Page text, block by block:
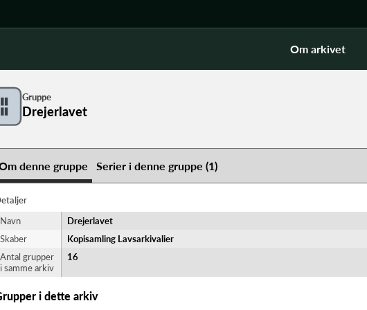
Om arkivet
Gruppe
Drejerlavet
denne gruppe Serier i denne gruppe (1)
Navn
Drejerlavet
Skaber
Kopisamling Lavsarkivalier
Antal grupper
i samme arkiv
16
i dette arkiv